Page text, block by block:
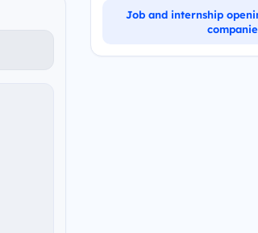
Job and internship